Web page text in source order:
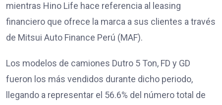
mientras Hino Life hace referencia al leasing
financiero que ofrece la marca a sus clientes a través
de Mitsui Auto Finance Perú (MAF).
Los modelos de camiones Dutro 5 Ton, FD y GD
fueron los más vendidos durante dicho periodo,
llegando a representar el 56.6% del número total de